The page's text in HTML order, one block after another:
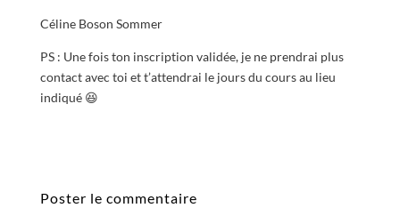
Céline Boson Sommer
PS : Une fois ton inscription validée, je ne prendrai plus
contact avec toi et t’attendrai le jours du cours au lieu
indiqué 😆
Poster le commentaire